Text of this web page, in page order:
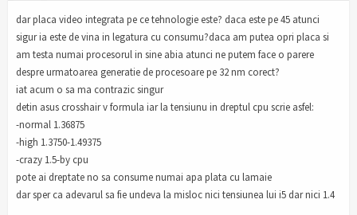
dar placa video integrata pe ce tehnologie este? daca este pe 45 atunci
sigur ia este de vina in legatura cu consumu?daca am putea opri placa si
am testa numai procesorul in sine abia atunci ne putem face o parere
despre urmatoarea generatie de procesoare pe 32 nm corect?
iat acum o sa ma contrazic singur
detin asus crosshair v formula iar la tensiunu in dreptul cpu scrie asfel:
-normal 1.36875
-high 1.3750-1.49375
-crazy 1.5-by cpu
pote ai dreptate no sa consume numai apa plata cu lamaie
dar sper ca adevarul sa fie undeva la misloc nici tensiunea lui i5 dar nici 1.4